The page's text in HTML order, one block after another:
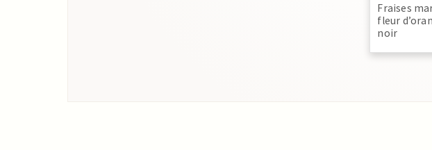
Fraises
fleur
noir